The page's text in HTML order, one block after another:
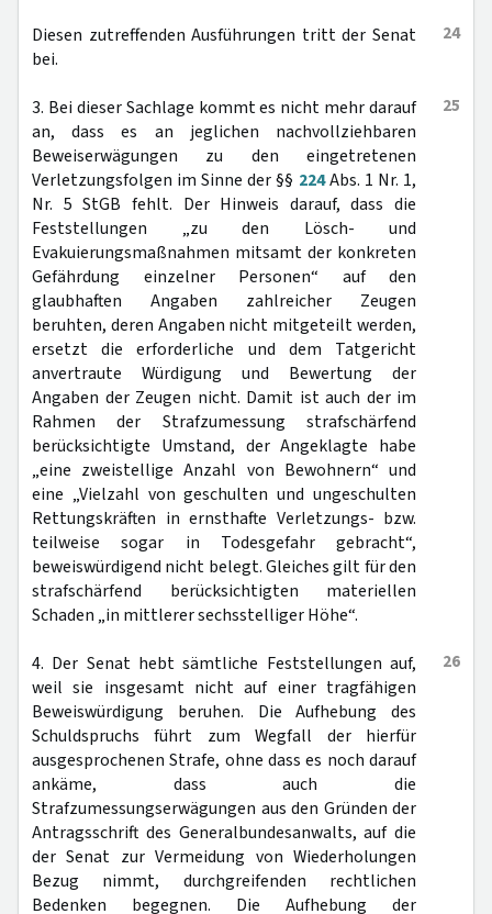
24
Diesen zutreffenden Ausführungen tritt der Senat
bei.
25
3. Bei dieser Sachlage kommt es nicht mehr darauf
an, dass es an jeglichen nachvollziehbaren
Beweiserwägungen zu den eingetretenen
Verletzungsfolgen im Sinne der §§ 224Abs. 1 Nr. 1,
Nr. 5 StGB fehlt. Der Hinweis darauf, dass die
Feststellungen „zu den Lösch- und
Evakuierungsmaßnahmen mitsamt der konkreten
Gefährdung einzelner Personen“ auf den
glaubhaften Angaben zahlreicher Zeugen
beruhten, deren Angaben nicht mitgeteilt werden,
ersetzt die erforderliche und dem Tatgericht
anvertraute Würdigung und Bewertung der
Angaben der Zeugen nicht. Damit ist auch der im
Rahmen der Strafzumessung strafschärfend
berücksichtigte Umstand, der Angeklagte habe
„eine zweistellige Anzahl von Bewohnern“ und
eine „Vielzahl von geschulten und ungeschulten
Rettungskräften in ernsthafte Verletzungs- bzw.
teilweise sogar in Todesgefahr gebracht“,
beweiswürdigend nicht belegt. Gleiches gilt für den
strafschärfend berücksichtigten materiellen
Schaden „in mittlerer sechsstelliger Höhe“.
26
4. Der Senat hebt sämtliche Feststellungen auf,
weil sie insgesamt nicht auf einer tragfähigen
Beweiswürdigung beruhen. Die Aufhebung des
Schuldspruchs führt zum Wegfall der hierfür
ausgesprochenen Strafe, ohne dass es noch darauf
ankäme, dass auch die
Strafzumessungserwägungen aus den Gründen der
Antragsschrift des Generalbundesanwalts, auf die
der Senat zur Vermeidung von Wiederholungen
Bezug nimmt, durchgreifenden rechtlichen
Bedenken begegnen. Die Aufhebung der